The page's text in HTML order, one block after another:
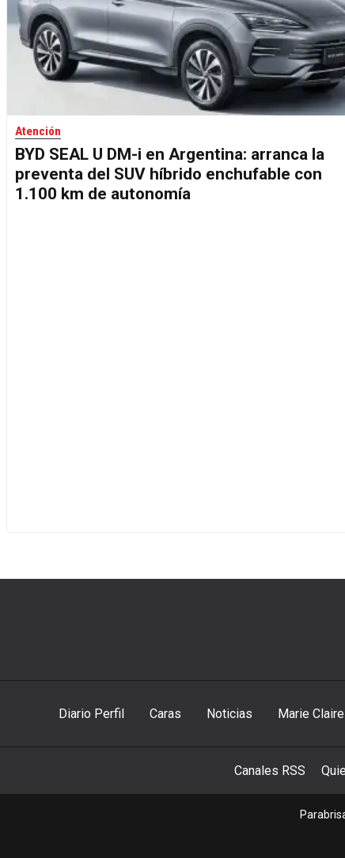
Atención
BYD SEAL U DM-i en Argentina: arranca la
preventa del SUV híbrido enchufable con
1.100 km de autonomía
Diario Perfil Caras Noticias Marie Claire
Canales RSS